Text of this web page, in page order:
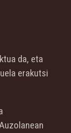
da, eta
erakutsi